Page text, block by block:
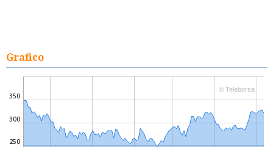
Grafico
250
300
350
© Teleborsa